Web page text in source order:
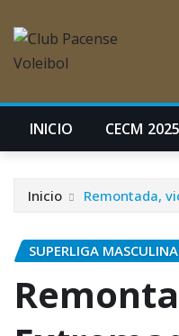
INICIO CECM 2025
Inicio Remontada,
SUPERLIGA